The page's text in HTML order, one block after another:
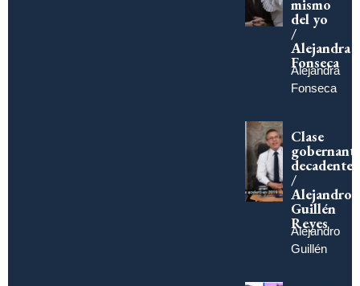
mismo
del yo
/
Alejandra
Fonseca
Alejandra
Fonseca
Clase
decadente
/
Alejandro
Guillén
Reyes
Alejandro
Guillén